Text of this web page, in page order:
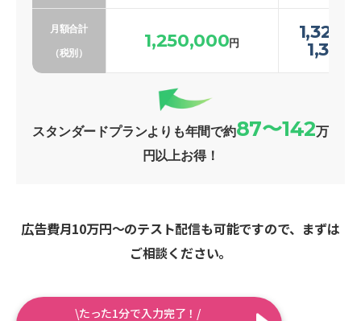
月額合計
（税別）
1,250,000円
スタンダードプランよりも年間で約87〜142万
円以上お得！
広告費月10万円〜のテスト配信も可能ですので、まずは
ご相談ください。
\たった1分で入力完了！/